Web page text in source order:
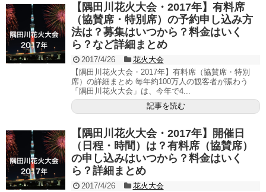
【隅田川花火大会・2017年】有料席
（協賛席・特別席）の予約申し込み方
法は？募集はいつから？料金はいく
ら？など詳細まとめ
2017/4/26
花火大会
【隅田川花火大会・2017年】有料席（協賛席・特別
席）の詳細まとめ 毎年約100万人の観客者が賑わう
「隅田川花火大会」は、今年で4...
記事を読む
【隅田川花火大会・2017年】開催日
（日程・時間）は？有料席（協賛席）
の申し込みはいつから？料金はいく
ら？詳細まとめ
2017/4/26
花火大会